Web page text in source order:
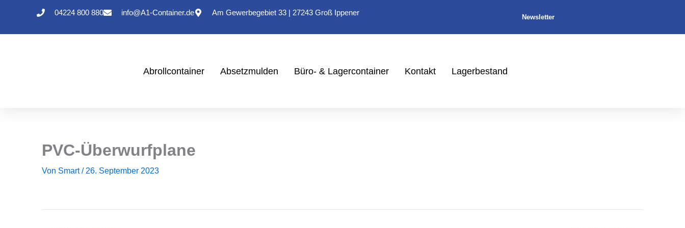
springen
04224 800 880 info@A1-Container.de Am Gewerbegebiet 33 | 27243 Groß Ippener
Newsletter
Abrollcontainer Absetzmulden Büro- & Lagercontainer Kontakt Lagerbestand
PVC-Überwurfplane
Von Smart/ 26. September 2023